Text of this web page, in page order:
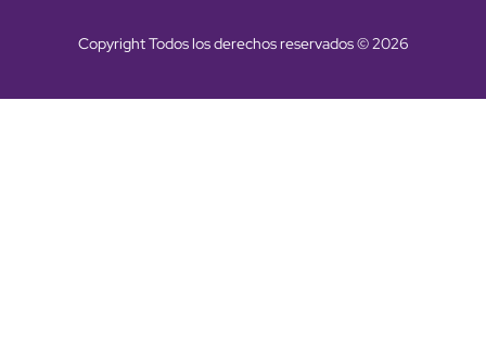
Copyright Todos los derechos reservados © 2026